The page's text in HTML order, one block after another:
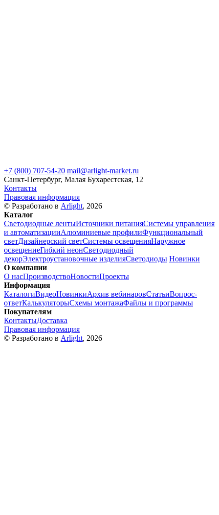
+7 (800) 707-54-20 mail@arlight-market.ru
Санкт-Петербург, Малая Бухарестская, 12
Контакты
Правовая информация
© Разработано в Arlight, 2026
Каталог
Светодиодные лентыИсточники питанияСистемы управления
и автоматизацииАлюминиевые профилиФункциональный
светДизайнерский светСистемы освещенияНаружное
освещениеГибкий неонСветодиодный
декорЭлектроустановочные изделияСветодиоды Новинки
О компании
О насПроизводствоНовостиПроекты
Информация
КаталогиВидеоНовинкиАрхив вебинаровСтатьиВопрос-
ответКалькуляторыСхемы монтажаФайлы и программы
Покупателям
КонтактыДоставка
Правовая информация
© Разработано в Arlight, 2026